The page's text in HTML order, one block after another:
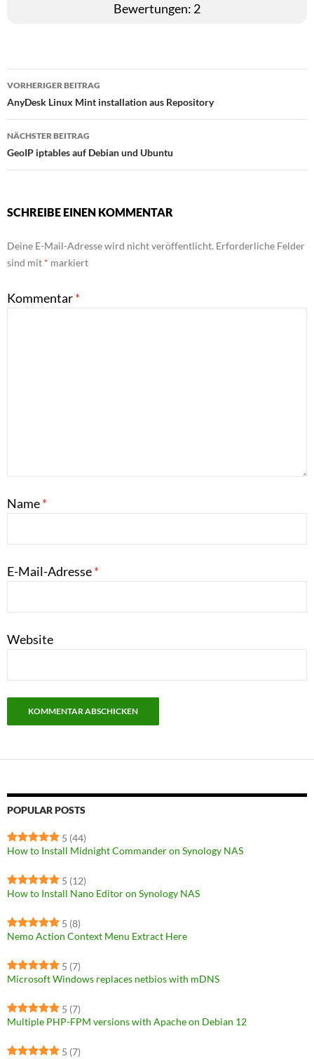
Bewertungen: 2
Beitragsnavigation
VORHERIGER BEITRAG
AnyDesk Linux Mint installation aus Repository
NÄCHSTER BEITRAG
GeoIP iptables auf Debian und Ubuntu
SCHREIBE EINEN KOMMENTAR
Deine E-Mail-Adresse wird nicht veröffentlicht. Erforderliche Felder
sind mit * markiert
Kommentar*
Name*
E-Mail-Adresse*
Website
POPULAR POSTS
5 (44)
How to Install Midnight Commander on Synology NAS
5 (12)
How to Install Nano Editor on Synology NAS
5 (8)
Nemo Action Context Menu Extract Here
5 (7)
Microsoft Windows replaces netbios with mDNS
5 (7)
Multiple PHP-FPM versions with Apache on Debian 12
5 (7)